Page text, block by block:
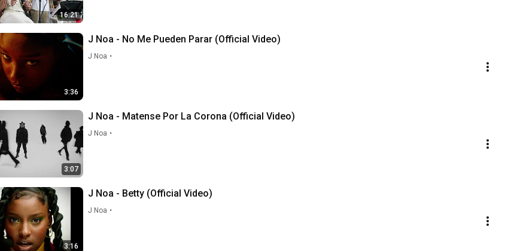
16:21
3:36
J Noa - No Me Pueden Parar (Official Video)
J Noa •
3:07
J Noa - Matense Por La Corona (Official Video)
J Noa •
3:16
J Noa - Betty (Official Video)
J Noa •